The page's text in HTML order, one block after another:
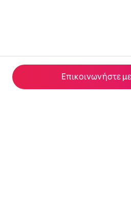
Επικοινωνήστε